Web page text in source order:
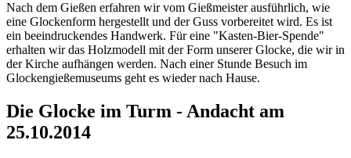
Nach dem Gießen erfahren wir vom Gießmeister ausführlich, wie
eine Glockenform hergestellt und der Guss vorbereitet wird. Es ist
ein beeindruckendes Handwerk. Für eine "Kasten-Bier-Spende"
erhalten wir das Holzmodell mit der Form unserer Glocke, die wir in
der Kirche aufhängen werden. Nach einer Stunde Besuch im
Glockengießemuseums geht es wieder nach Hause.
Die Glocke im Turm - Andacht am
25.10.2014